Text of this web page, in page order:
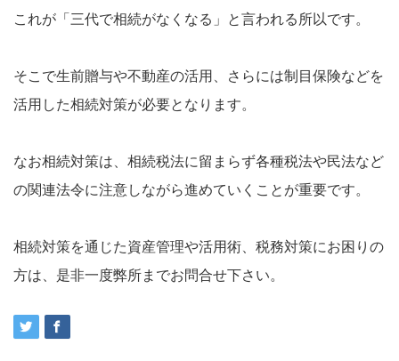
これが「三代で相続がなくなる」と言われる所以です。
そこで生前贈与や不動産の活用、さらには制目保険などを
活用した相続対策が必要となります。
なお相続対策は、相続税法に留まらず各種税法や民法など
の関連法令に注意しながら進めていくことが重要です。
相続対策を通じた資産管理や活用術、税務対策にお困りの
方は、是非一度弊所までお問合せ下さい。